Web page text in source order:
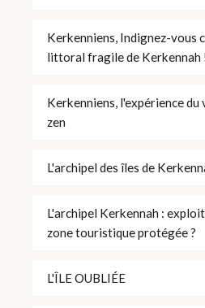
Kerkenniens, Indignez-vous
littoral fragile de Kerkennah
Kerkenniens, l'expérience
zen
L'archipel des îles de
L'archipel Kerkennah :
zone touristique protégée ?
L'ÎLE OUBLIÉE